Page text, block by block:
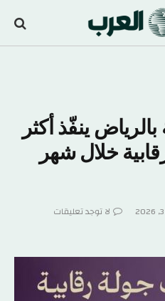
بالرياض ينفّذ أكثر
رقابية خلال شهر
لا توجد تعليقات